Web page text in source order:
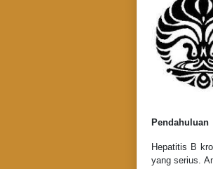
Pendahuluan
Hepatitis B
yang serius.